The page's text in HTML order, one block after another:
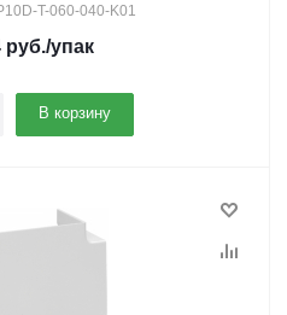
T-060-040-K01
руб./упак
В корзину